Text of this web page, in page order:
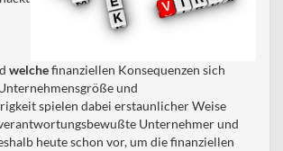
welchefinanziellen Konsequenzen sich
und
spielen dabei erstaunlicher Weise
Unternehmer und
heute schon vor, um die finanziellen